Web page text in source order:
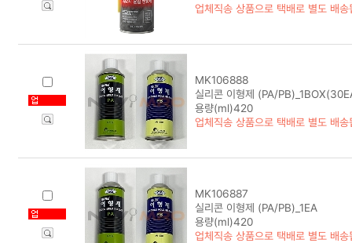
업체직송 상품으로 택배로 별도 배송
MK106888
실리콘 이형제 (PA/
용량(ml)420
업체직송 상품으로 택배로 별도 배송
MK106887
실리콘 이형제 (PA/PB)_1EA
용량(ml)420
업체직송 상품으로 택배로 별도 배송